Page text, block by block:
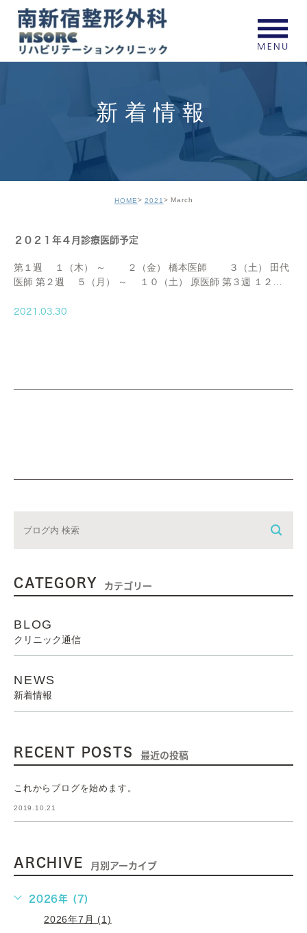
新着情報
HOME 2021 March
２０２１年４月診療医師予定
第１週 １（木） ～ ２（金） 橋本医師 ３（土） 田代
医師 第２週 ５（月） ～ １０（土） 原医師 第３週 １２
（月） ～ ２４（土） 郷原医師 第５週 ２６（月） ～ ３０（金）
2021.03.30
CATEGORY カテゴリー
BLOG
クリニック通信
NEWS
新着情報
RECENT POSTS 最近の投稿
これからブログを始めます。
2019.10.21
ARCHIVE 月別アーカイブ
2026年 (7)
2026年7月 (1)